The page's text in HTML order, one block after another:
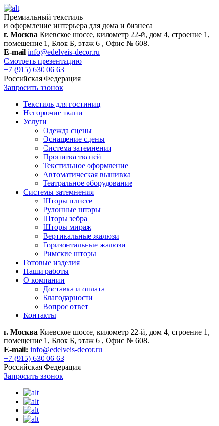
Премиальный текстиль
и оформление интерьера для дома и бизнеса
г. Москва Киевское шоссе, километр 22-й, дом 4, строение 1,
помещение 1, Блок Б, этаж 6 , Офис № 608.
E-mail info@edelveis-decor.ru
Смотреть презентацию
+7 (915) 630 06 63
Российская Федерация
Запросить звонок
Текстиль для гостиниц
Негорючие ткани
Услуги
Одежда сцены
Оснащение сцены
Система затемнения
Пропитка тканей
Текстильное оформление
Автоматическая вышивка
Театральное оборудование
Системы затемнения
Шторы плиссе
Рулонные шторы
Шторы зебра
Шторы мираж
Вертикальные жалюзи
Горизонтальные жалюзи
Римские шторы
Готовые изделия
Наши работы
О компании
Доставка и оплата
Благодарности
Вопрос ответ
Контакты
г. Москва Киевское шоссе, километр 22-й, дом 4, строение 1,
помещение 1, Блок Б, этаж 6 , Офис № 608.
E-mail: info@edelveis-decor.ru
+7 (915) 630 06 63
Российская Федерация
Запросить звонок